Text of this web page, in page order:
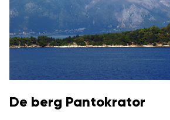
De berg Pantokrator